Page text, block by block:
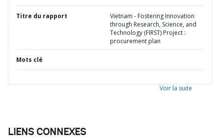
Titre du rapport
Vietnam - Fostering Innovation
through Research, Science, and
Technology (FIRST) Project :
procurement plan
Mots clé
Voir la suite
LIENS CONNEXES